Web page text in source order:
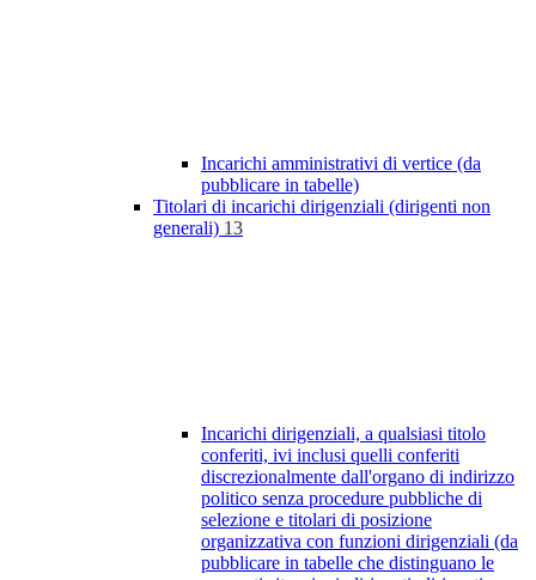
Incarichi amministrativi di vertice (da
pubblicare in tabelle)
Titolari di incarichi dirigenziali (dirigenti non
generali) 13
Incarichi dirigenziali, a qualsiasi titolo
conferiti, ivi inclusi quelli conferiti
discrezionalmente dall'organo di indirizzo
politico senza procedure pubbliche di
selezione e titolari di posizione
organizzativa con funzioni dirigenziali (da
pubblicare in tabelle che distinguano le